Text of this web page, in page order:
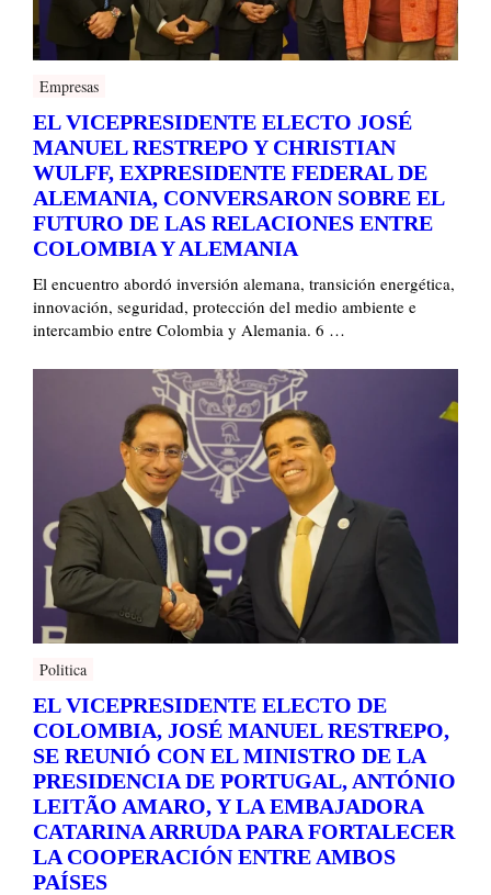
Empresas
EL VICEPRESIDENTE ELECTO JOSÉ
MANUEL RESTREPO Y CHRISTIAN
WULFF, EXPRESIDENTE FEDERAL DE
ALEMANIA, CONVERSARON SOBRE EL
FUTURO DE LAS RELACIONES ENTRE
COLOMBIA Y ALEMANIA
El encuentro abordó inversión alemana, transición energética,
innovación, seguridad, protección del medio ambiente e
intercambio entre Colombia y Alemania. 6 …
Politica
EL VICEPRESIDENTE ELECTO DE
COLOMBIA, JOSÉ MANUEL RESTREPO,
SE REUNIÓ CON EL MINISTRO DE LA
PRESIDENCIA DE PORTUGAL, ANTÓNIO
LEITÃO AMARO, Y LA EMBAJADORA
CATARINA ARRUDA PARA FORTALECER
LA COOPERACIÓN ENTRE AMBOS
PAÍSES